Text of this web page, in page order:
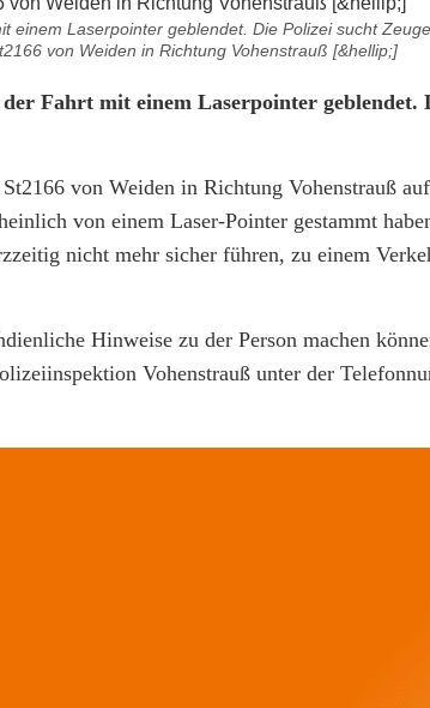
Laserpointer geblendet. Die Polizei sucht
von Weiden in Richtung Vohenstrauß [&hellip;]
Fahrt mit einem Laserpointer geblendet.
von Weiden in Richtung Vohenstrauß
von einem Laser-Pointer gestammt
nicht mehr sicher führen, zu einem
Hinweise zu der Person machen
Vohenstrauß unter der